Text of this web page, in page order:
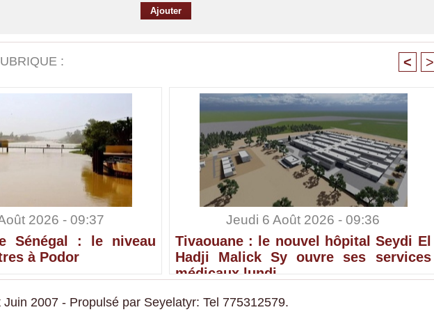
: < >
2026 - 09:37
Sénégal : le niveau
à Podor
Jeudi 6 Août 2026 - 09:36
Tivaouane : le nouvel hôpital Seydi El
Hadji Malick Sy ouvre ses services
médicaux lundi
2007 - Propulsé par Seyelatyr: Tel 775312579.